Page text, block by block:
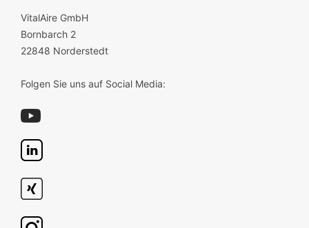
VitalAire GmbH
Bornbarch 2
22848 Norderstedt
Folgen Sie uns auf Social Media: